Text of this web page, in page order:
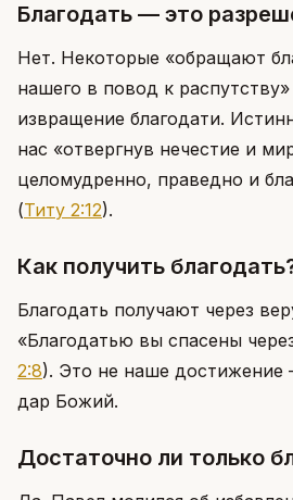
Благодать — это
Нет. Некоторые «обращают
нашего в повод к распутству»
извращение благодати.
нас «отвергнув нечестие и
целомудренно, праведно и
(Титу 2:12).
Как получить
Благодать получают через
«Благодатью вы спасены
2:8). Это не наше достижение
дар Божий.
Достаточно ли только